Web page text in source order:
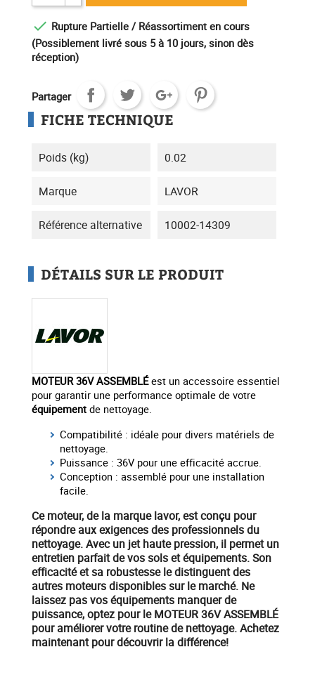
 Rupture Partielle / Réassortiment en cours
(Possiblement livré sous 5 à 10 jours, sinon dès
réception)
Partager
FICHE TECHNIQUE
Poids (kg) 0.02
Marque LAVOR
Référence alternative 10002-14309
DÉTAILS SUR LE PRODUIT
MOTEUR 36V ASSEMBLÉest un accessoire essentiel
pour garantir une performance optimale de votre
équipement de nettoyage.
Compatibilité : idéale pour divers matériels de
nettoyage.
Puissance : 36V pour une efficacité accrue.
Conception : assemblé pour une installation
facile.
Ce moteur, de la marquelavor, est conçu pour
répondre aux exigences des professionnels du
nettoyage. Avec un jet haute pression, il permet un
entretien parfait de vos sols et équipements. Son
efficacité et sa robustesse le distinguent des
autres moteurs disponibles sur le marché. Ne
laissez pas vos équipements manquer de
puissance, optez pour leMOTEUR 36V ASSEMBLÉ
pour améliorer votre routine de nettoyage.Achetez
maintenantpour découvrir la différence!